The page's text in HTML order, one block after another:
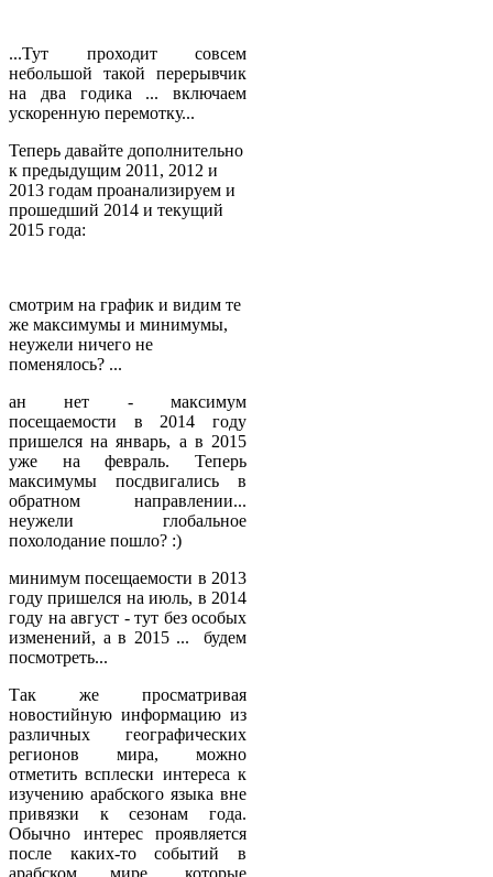
...Тут проходит совсем
небольшой такой перерывчик
на два годика ... включаем
ускоренную перемотку...
Теперь давайте дополнительно
к предыдущим 2011, 2012 и
2013 годам проанализируем и
прошедший 2014 и текущий
2015 года:
смотрим на график и видим те
же максимумы и минимумы,
неужели ничего не
поменялось? ...
ан нет - максимум
посещаемости в 2014 году
пришелся на январь, а в 2015
уже на февраль. Теперь
максимумы посдвигались в
обратном направлении...
неужели глобальное
похолодание пошло? :)
минимум посещаемости в 2013
году пришелся на июль, в 2014
году на август - тут без особых
изменений, а в 2015 ... будем
посмотреть...
Так же просматривая
новостийную информацию из
различных географических
регионов мира, можно
отметить всплески интереса к
изучению арабского языка вне
привязки к сезонам года.
Обычно интерес проявляется
после каких-то событий в